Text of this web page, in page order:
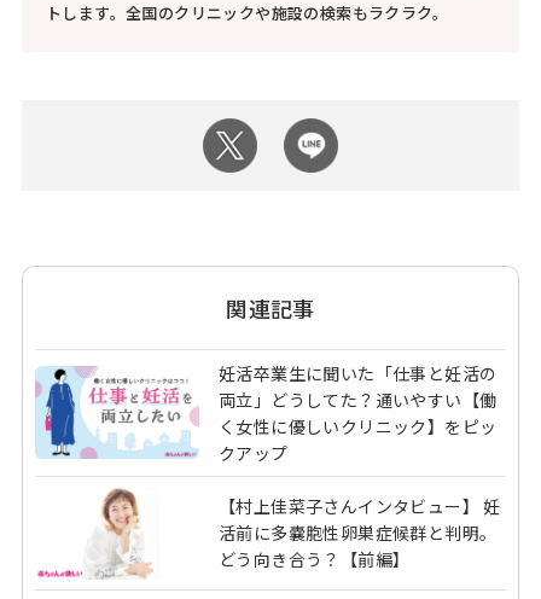
トします。全国のクリニックや施設の検索もラクラク。
関連記事
妊活卒業生に聞いた「仕事と妊活の
両立」どうしてた？通いやすい【働
く女性に優しいクリニック】をピッ
クアップ
【村上佳菜子さんインタビュー】 妊
活前に多嚢胞性卵巣症候群と判明。
どう向き合う？【前編】